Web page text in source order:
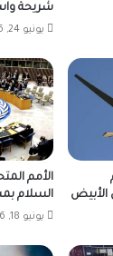
شريحة
يونيو 24, 2026
الأبيض
الأمم
السلام
يونيو 18, 2026